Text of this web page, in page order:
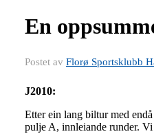
En
Postet av Florø Sportsklubb
J2010:
Etter ein lang biltur med
pulje A, innleiande runder.